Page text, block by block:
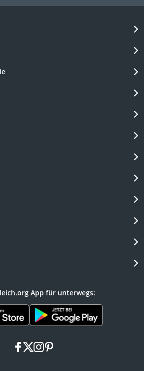
App für unterwegs:
facebook
x instagram
pinterest